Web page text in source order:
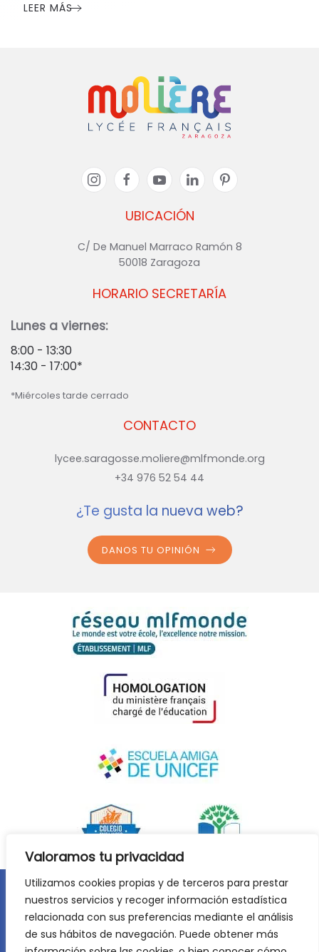
Valoramos tu privacidad
Utilizamos cookies propias y de terceros para prestar
nuestros servicios y recoger información estadística
relacionada con sus preferencias mediante el análisis
de sus hábitos de navegación. Puede obtener más
LEER MÁS
UBICACIÓN
C/ De Manuel Marraco Ramón 8
50018 Zaragoza
CONTACTO
lycee.saragosse.moliere@mlfmonde.org
+34 976 52 54 44
HORARIO SECRETARÍA
Lunes a viernes:
8:00 - 13:30
14:30 - 17:00*
*Miércoles tarde cerrado
¿Te gusta la nueva web?
DANOS TU OPINIÓN
Aviso legal
Política de privacidad
Política de cookies
©2026Lycée Français Molière de Zaragoza. Todos los